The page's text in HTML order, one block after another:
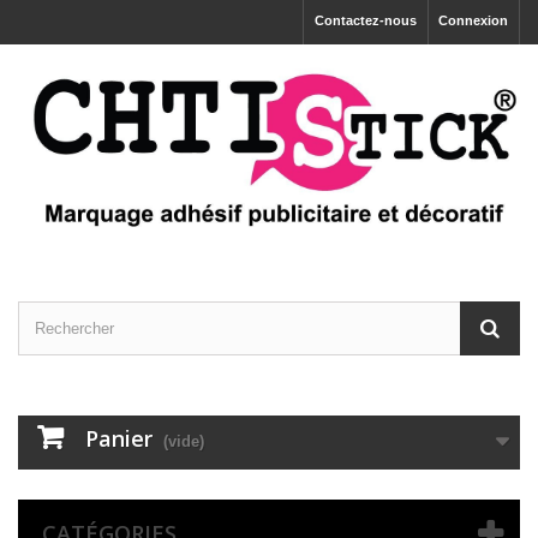
Connexion
Contactez-nous
Panier (vide)